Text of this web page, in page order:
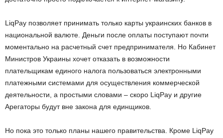
LiqPay позволяет принимать только карты украинских банков в
национальной валюте. Деньги после оплаты поступают почти
моментально на расчетный счет предпринимателя. Но Кабинет
Министров Украины хочет отказать в возможности
плательщикам единого налога пользоваться электронными
платежными системами для осуществления коммерческой
деятельности, а простыми словами – скоро LiqPay и другие
Арегаторы будут вне закона для единщиков.
Но пока это только планы нашего правительства. Кроме LiqPay